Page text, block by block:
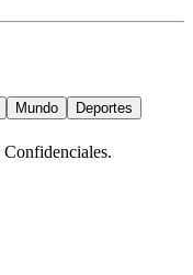
Mundo
Deportes
Confidenciales.